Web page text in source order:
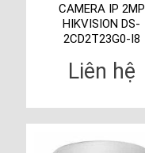
CAMERA IP 2MP
HIKVISION DS-
2CD2T23G0-I8
Liên hệ